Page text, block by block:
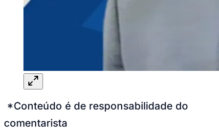
*Conteúdo é de responsabilidade do
comentarista